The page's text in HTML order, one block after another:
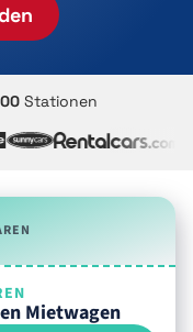
Stationen
Mietwagen